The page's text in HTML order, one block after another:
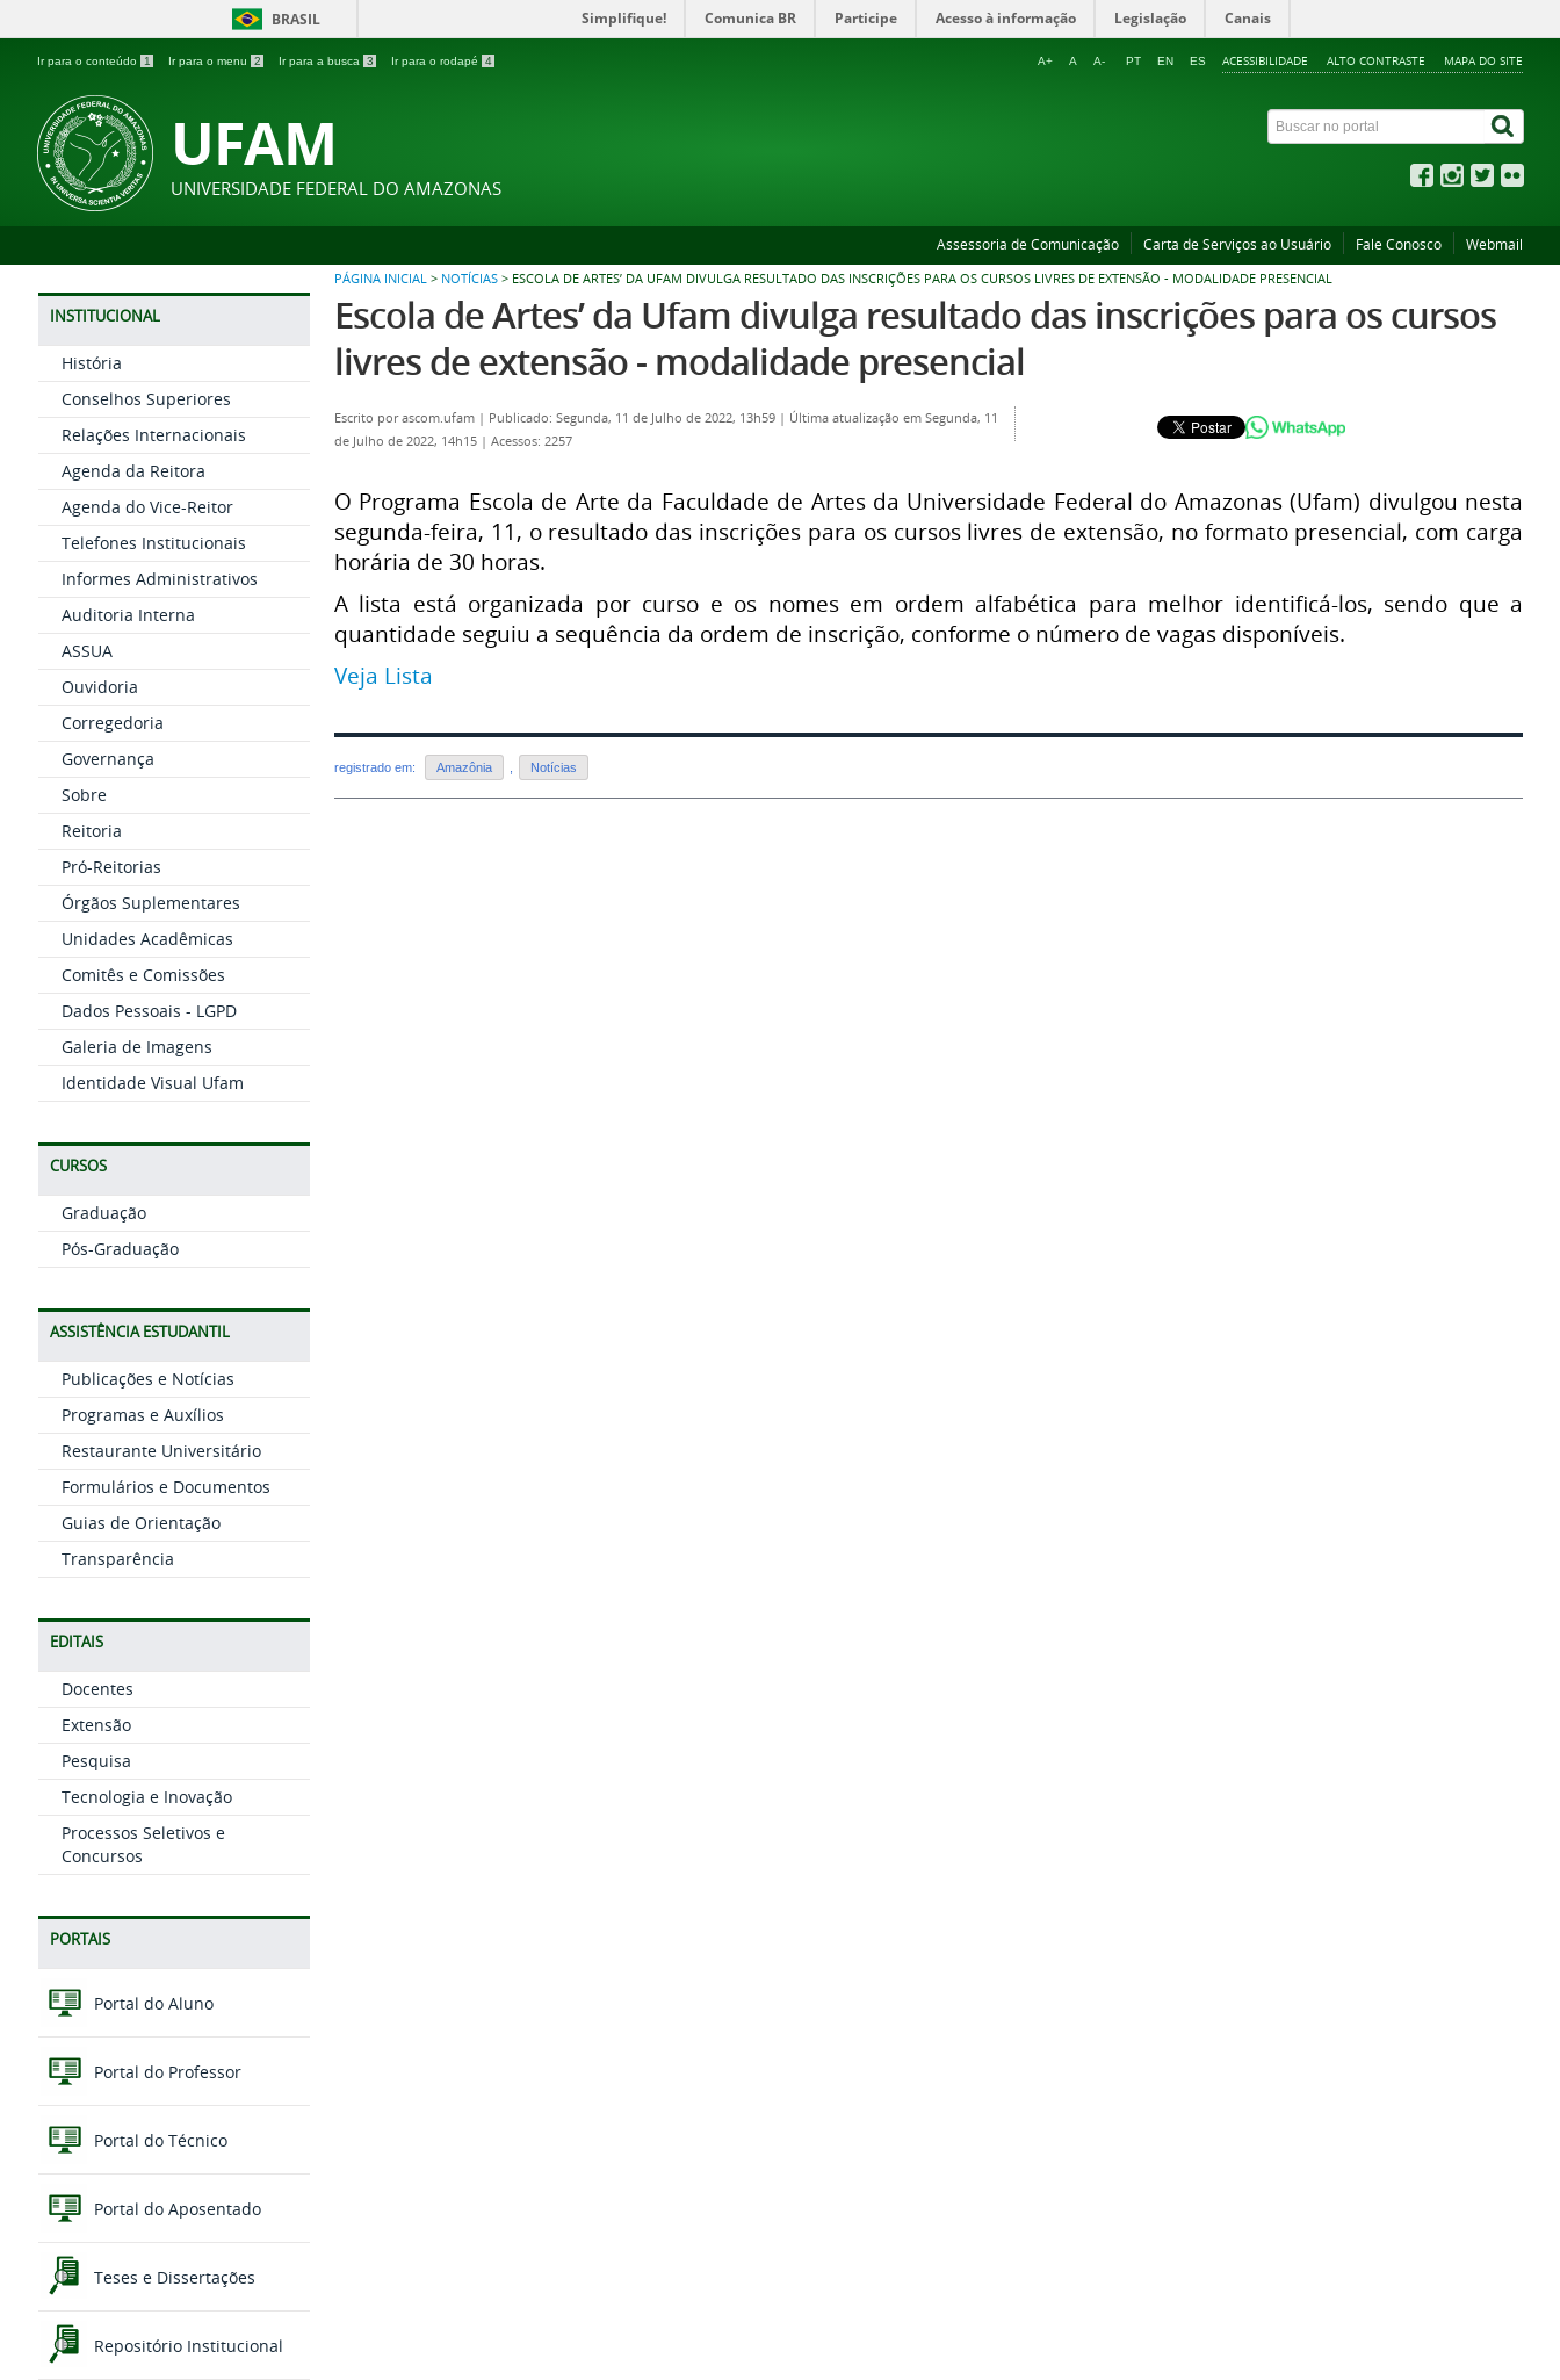
BRASIL Simplifique! Comunica BR Participe Acesso à informação Legislação Canais
Ir para o conteúdo 1 Ir para o menu 2 Ir para a busca 3 Ir para o rodapé 4 ACESSIBILIDADE ALTO CONTRASTE MAPA DO SITE
A+ A A- PT EN ES
UFAM
UNIVERSIDADE FEDERAL DO AMAZONAS
Assessoria de Comunicação Carta de Serviços ao Usuário Fale Conosco Webmail
PÁGINA INICIAL > NOTÍCIAS > ESCOLA DE ARTES’ DA UFAM DIVULGA RESULTADO DAS INSCRIÇÕES PARA OS CURSOS LIVRES DE EXTENSÃO - MODALIDADE PRESENCIAL
INSTITUCIONAL
História
Conselhos Superiores
Relações Internacionais
Agenda da Reitora
Agenda do Vice-Reitor
Telefones Institucionais
Informes Administrativos
Auditoria Interna
ASSUA
Ouvidoria
Corregedoria
Governança
Sobre
Reitoria
Pró-Reitorias
Órgãos Suplementares
Unidades Acadêmicas
Comitês e Comissões
Dados Pessoais - LGPD
Galeria de Imagens
Identidade Visual Ufam
CURSOS
Graduação
Pós-Graduação
ASSISTÊNCIA ESTUDANTIL
Publicações e Notícias
Programas e Auxílios
Restaurante Universitário
Formulários e Documentos
Guias de Orientação
Transparência
EDITAIS
Docentes
Extensão
Pesquisa
Tecnologia e Inovação
Processos Seletivos e
Concursos
PORTAIS
Portal do Aluno
Portal do Professor
Portal do Técnico
Portal do Aposentado
Teses e Dissertações
Repositório Institucional
Escola de Artes’ da Ufam divulga resultado das inscrições para os cursos
livres de extensão - modalidade presencial
Escrito porascom.ufam | Publicado: Segunda, 11 de Julho de 2022, 13h59 | Última atualização em Segunda, 11
de Julho de 2022, 14h15 | Acessos: 2257
O Programa Escola de Arte da Faculdade de Artes da Universidade Federal do Amazonas (Ufam) divulgou nesta
segunda-feira, 11, o resultado das inscrições para os cursos livres de extensão, no formato presencial, com carga
horária de 30 horas.
A lista está organizada por curso e os nomes em ordem alfabética para melhor identificá-los, sendo que a
quantidade seguiu a sequência da ordem de inscrição, conforme o número de vagas disponíveis.
Veja Lista
registrado em: Amazônia Notícias